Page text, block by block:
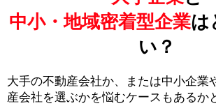
中小・地域密着型企業は
い？
大手の不動産会社か、または中小企業
産会社を選ぶかを悩むケースもあるか